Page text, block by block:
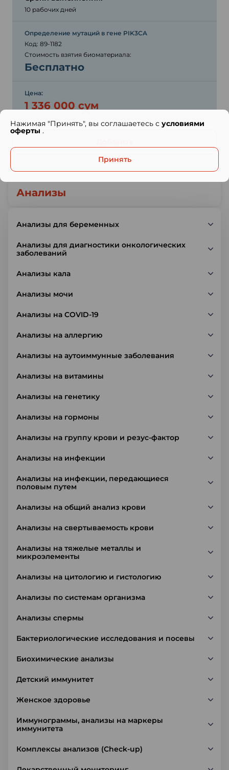
Анализы
Анализы для беременных
Анализы для диагностики онкологических
заболеваний
Анализы кала
Анализы мочи
Анализы на COVID-19
Анализы на аллергию
Анализы на аутоиммунные заболевания
Анализы на витамины
Анализы на генетику
Анализы на гормоны
Анализы на группу крови и резус-фактор
Анализы на инфекции
Анализы на инфекции, передающиеся
половым путем
Анализы на общий анализ крови
Анализы на свертываемость крови
Анализы на тяжелые металлы и
микроэлементы
Анализы на цитологию и гистологию
Анализы по системам организма
Анализы спермы
Бактериологические исследования и посевы
Биохимические анализы
Детский иммунитет
Женское здоровье
Иммунограммы, анализы на маркеры
иммунитета
Комплексы анализов (Check-up)
10 рабочих дней
Определение мутаций в гене PIK3CA
Код: 89-1182
Стоимость взятия биоматериала:
Бесплатно
Цена:
1 336 000 сум
Нажимая "Принять", вы соглашаетесь с условиями
оферты .
Принять